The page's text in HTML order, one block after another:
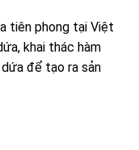
tiên phong tại Việt
khai thác hàm
để tạo ra sản